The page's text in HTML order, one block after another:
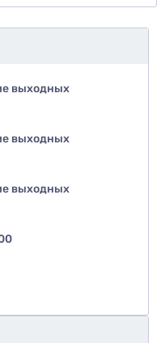
выходных
выходных
выходных